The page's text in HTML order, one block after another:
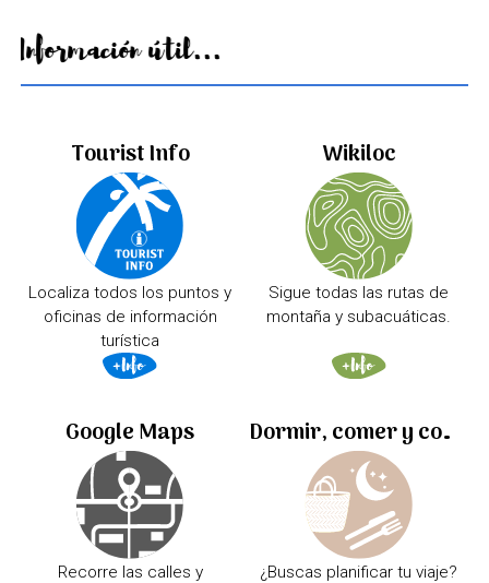
Información útil...
Tourist Info
Localiza todos los puntos y
oficinas de información
turística
Wikiloc
Sigue todas las rutas de
montaña y subacuáticas.
Google Maps
Recorre las calles y
Dormir, comer y comprar
¿Buscas planificar tu viaje?